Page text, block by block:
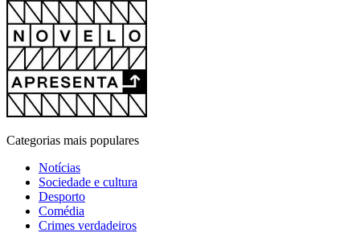
Categorias mais populares
Notícias
Sociedade e cultura
Desporto
Comédia
Crimes verdadeiros